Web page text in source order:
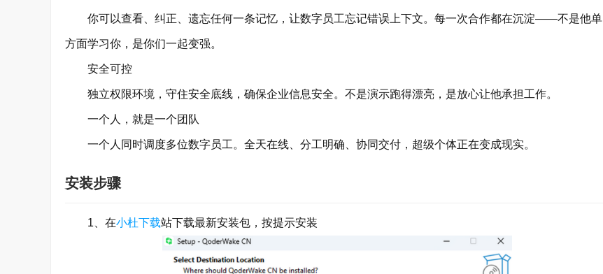
你可以查看、纠正、遗忘任何一条记忆，让数字员工忘记错误上下文。每一次合作都在沉淀——不是他单
方面学习你，是你们一起变强。
安全可控
独立权限环境，守住安全底线，确保企业信息安全。不是演示跑得漂亮，是放心让他承担工作。
一个人，就是一个团队
一个人同时调度多位数字员工。全天在线、分工明确、协同交付，超级个体正在变成现实。
安装步骤
1、在小杜下载站下载最新安装包，按提示安装